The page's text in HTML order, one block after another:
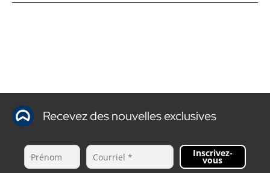
Recevez des nouvelles exclusives
Inscrivez-
vous